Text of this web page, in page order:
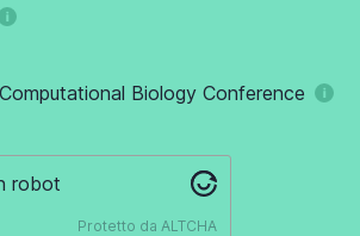
Biology Conference
robot
Protetto da ALTCHA